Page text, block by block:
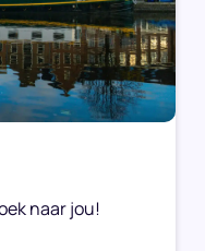
naar jou!